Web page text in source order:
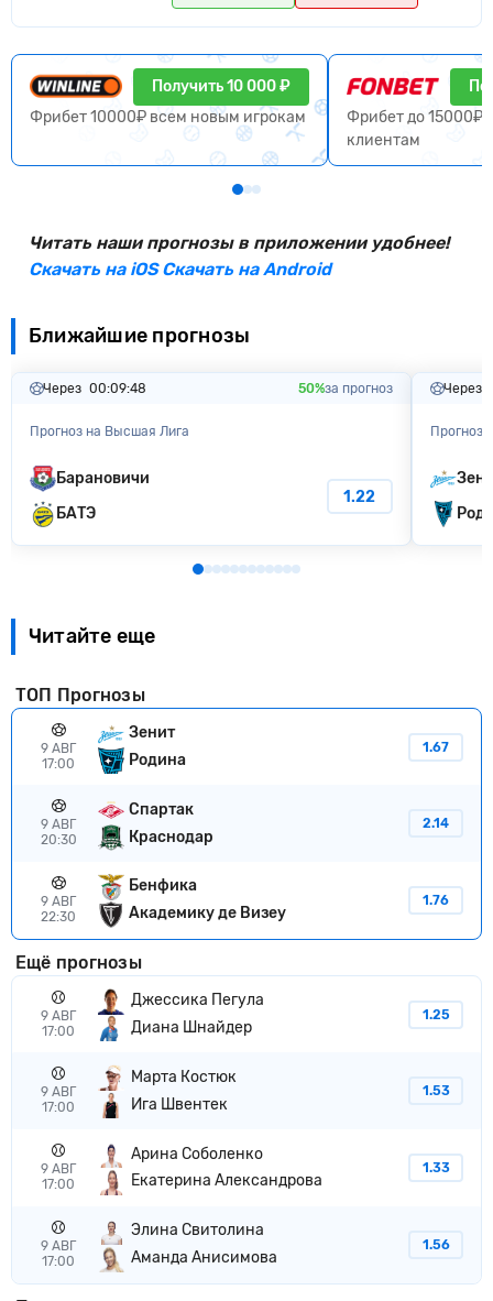
Получить 10 000 ₽
Фрибет 10000₽ всем новым игрокам
Фрибет до 15000₽
клиентам
Читать наши прогнозы в приложении удобнее!
Скачать на iOSСкачать на Android
Ближайшие прогнозы
Через 00:09:47 50%за прогноз
Прогноз на Высшая Лига
Барановичи
БАТЭ
1.22
Через
Прогноз
Читайте еще
ТОП Прогнозы
9 АВГ
17:00
Зенит
Родина
1.67
9 АВГ
20:30
Спартак
Краснодар
2.14
9 АВГ
22:30
Бенфика
Академику де Визеу
1.76
Ещё прогнозы
9 АВГ
17:00
Джессика Пегула
Диана Шнайдер
1.25
9 АВГ
17:00
Марта Костюк
Ига Швентек
1.53
9 АВГ
17:00
Арина Соболенко
Екатерина Александрова
1.33
9 АВГ
17:00
Элина Свитолина
Аманда Анисимова
1.56